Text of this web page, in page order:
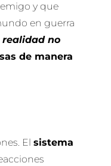
y que
en guerra
no
de manera
El sistema